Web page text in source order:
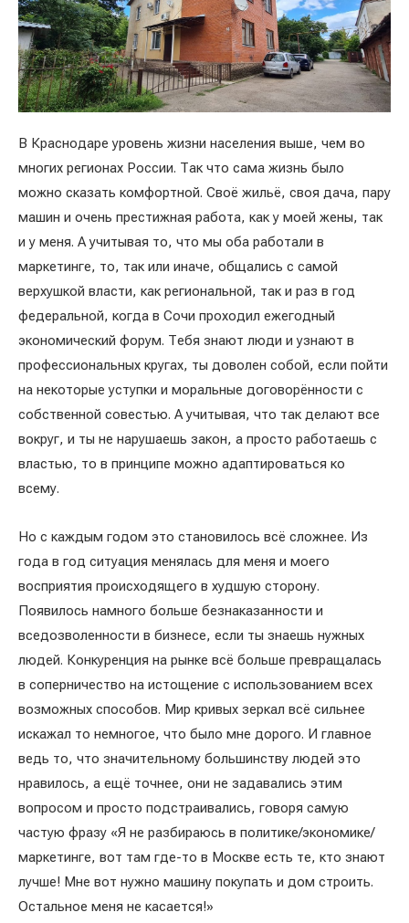
В Краснодаре уровень жизни населения выше, чем во
многих регионах России. Так что сама жизнь было
можно сказать комфортной. Своё жильё, своя дача, пару
машин и очень престижная работа, как у моей жены, так
и у меня. А учитывая то, что мы оба работали в
маркетинге, то, так или иначе, общались с самой
верхушкой власти, как региональной, так и раз в год
федеральной, когда в Сочи проходил ежегодный
экономический форум. Тебя знают люди и узнают в
профессиональных кругах, ты доволен собой, если пойти
на некоторые уступки и моральные договорённости с
собственной совестью. А учитывая, что так делают все
вокруг, и ты не нарушаешь закон, а просто работаешь с
властью, то в принципе можно адаптироваться ко
всему.
Но с каждым годом это становилось всё сложнее. Из
года в год ситуация менялась для меня и моего
восприятия происходящего в худшую сторону.
Появилось намного больше безнаказанности и
вседозволенности в бизнесе, если ты знаешь нужных
людей. Конкуренция на рынке всё больше превращалась
в соперничество на истощение с использованием всех
возможных способов. Мир кривых зеркал всё сильнее
искажал то немногое, что было мне дорого. И главное
ведь то, что значительному большинству людей это
нравилось, а ещё точнее, они не задавались этим
вопросом и просто подстраивались, говоря самую
частую фразу «Я не разбираюсь в политике/экономике/
маркетинге, вот там где-то в Москве есть те, кто знают
лучше! Мне вот нужно машину покупать и дом строить.
Остальное меня не касается!»